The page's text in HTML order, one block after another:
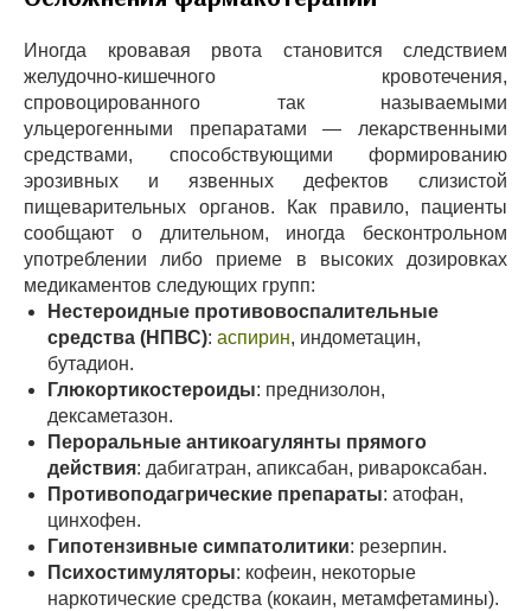
Иногда кровавая рвота становится следствием
желудочно-кишечного кровотечения,
спровоцированного так называемыми
ульцерогенными препаратами — лекарственными
средствами, способствующими формированию
эрозивных и язвенных дефектов слизистой
пищеварительных органов. Как правило, пациенты
сообщают о длительном, иногда бесконтрольном
употреблении либо приеме в высоких дозировках
медикаментов следующих групп:
Нестероидные противовоспалительные
средства (НПВС): аспирин, индометацин,
бутадион.
Глюкортикостероиды: преднизолон,
дексаметазон.
Пероральные антикоагулянты прямого
действия: дабигатран, апиксабан, ривароксабан.
Противоподагрические препараты: атофан,
цинхофен.
Гипотензивные симпатолитики: резерпин.
Психостимуляторы: кофеин, некоторые
наркотические средства (кокаин, метамфетамины).